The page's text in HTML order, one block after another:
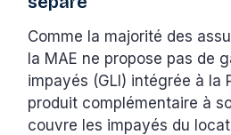
Comme la majorité des
la MAE ne propose pas de
impayés (GLI) intégrée à la
produit complémentaire à
couvre les impayés du